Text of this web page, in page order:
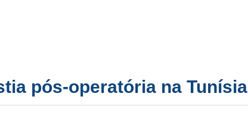
pós-operatória na Tunísia